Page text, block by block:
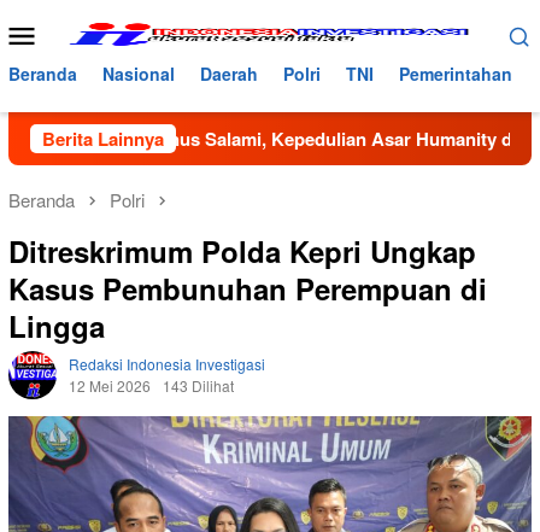
ke
konten
Menu
Mobile
Beranda Nasional Daerah Polri TNI Pemerintahan
Berita Lainnya
Bustanus Salami, Kepedulian Asar Humanity dan Mahasiswa
Beranda Polri
Ditreskrimum Polda Kepri Ungkap
Kasus Pembunuhan Perempuan di
Lingga
Redaksi Indonesia Investigasi
12 Mei 2026
143 Dilihat